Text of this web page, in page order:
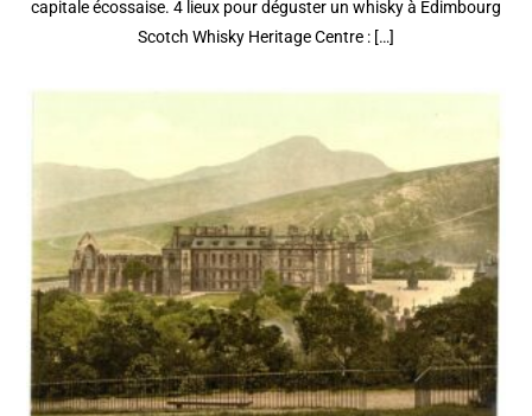
capitale écossaise. 4 lieux pour déguster un whisky à Édimbourg
Scotch Whisky Heritage Centre : […]